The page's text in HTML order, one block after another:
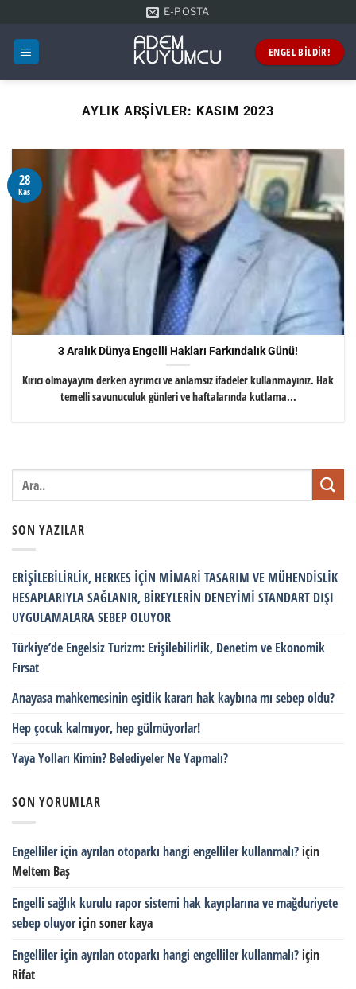
E-POSTA
ENGEL BİLDİR!
AYLIK ARŞIVLER: KASIM 2023
3 Aralık Dünya Engelli Hakları Farkındalık Günü!
Kırıcı olmayayım derken ayrımcı ve anlamsız ifadeler kullanmayınız. Hak
temelli savunuculuk günleri ve haftalarında kutlama...
28
Kas
SON YAZILAR
ERİŞİLEBİLİRLİK, HERKES İÇİN MİMARİ TASARIM VE MÜHENDİSLİK
HESAPLARIYLA SAĞLANIR, BİREYLERİN DENEYİMİ STANDART DIŞI
UYGULAMALARA SEBEP OLUYOR
Türkiye’de Engelsiz Turizm: Erişilebilirlik, Denetim ve Ekonomik
Fırsat
Anayasa mahkemesinin eşitlik kararı hak kaybına mı sebep oldu?
Hep çocuk kalmıyor, hep gülmüyorlar!
Yaya Yolları Kimin? Belediyeler Ne Yapmalı?
SON YORUMLAR
Engelliler için ayrılan otoparkı hangi engelliler kullanmalı? için
Meltem Baş
Engelli sağlık kurulu rapor sistemi hak kayıplarına ve mağduriyete
sebep oluyoriçinsoner kaya
Engelliler için ayrılan otoparkı hangi engelliler kullanmalı? için
Rifat